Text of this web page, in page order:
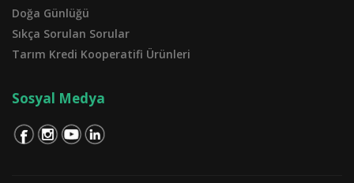
Doğa Günlüğü
Sıkça Sorulan Sorular
Tarım Kredi Kooperatifi Ürünleri
Sosyal Medya